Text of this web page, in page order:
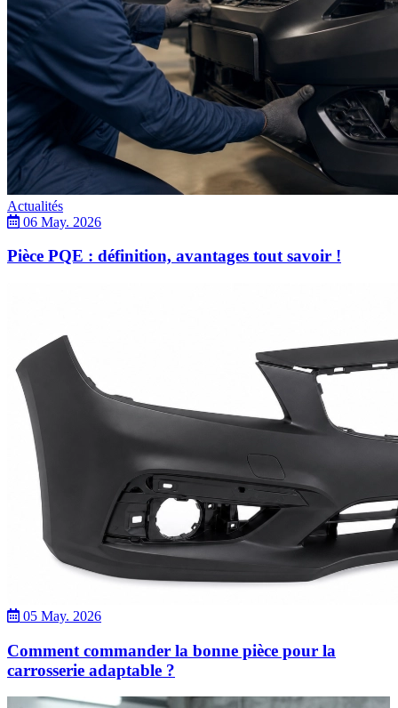
Actualités
06 May. 2026
Pièce PQE : définition, avantages tout savoir !
05 May. 2026
Comment commander la bonne pièce pour la
carrosserie adaptable ?